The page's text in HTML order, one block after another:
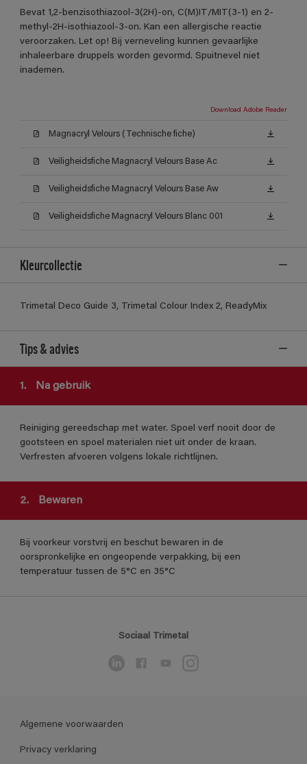
Bevat 1,2-benzisothiazool-3(2H)-on, C(M)IT/MIT(3-1) en 2-
methyl-2H-isothiazool-3-on. Kan een allergische reactie
veroorzaken. Let op! Bij verneveling kunnen gevaarlijke
inhaleerbare druppels worden gevormd. Spuitnevel niet
inademen.
Download Adobe Reader
Magnacryl Velours (Technische fiche)
Veiligheidsfiche Magnacryl Velours Base Ac
Veiligheidsfiche Magnacryl Velours Base Aw
Veiligheidsfiche Magnacryl Velours Blanc 001
Kleurcollectie
Trimetal Deco Guide 3, Trimetal Colour Index 2, ReadyMix
Tips & advies
1. Na gebruik
Reiniging gereedschap met water. Spoel verf nooit door de
gootsteen en spoel materialen niet uit onder de kraan.
Verfresten afvoeren volgens lokale richtlijnen.
2. Bewaren
Bij voorkeur vorstvrij en beschut bewaren in de
oorspronkelijke en ongeopende verpakking, bij een
temperatuur tussen de 5°C en 35°C
Sociaal Trimetal
Algemene voorwaarden
Privacy verklaring